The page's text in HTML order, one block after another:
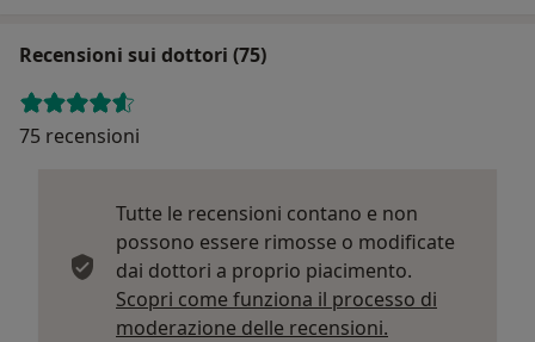
Recensioni sui dottori (75)
75 recensioni
Tutte le recensioni contano e non
possono essere rimosse o modificate
dai dottori a proprio piacimento.
Scopri come funziona il processo di
moderazione delle recensioni.